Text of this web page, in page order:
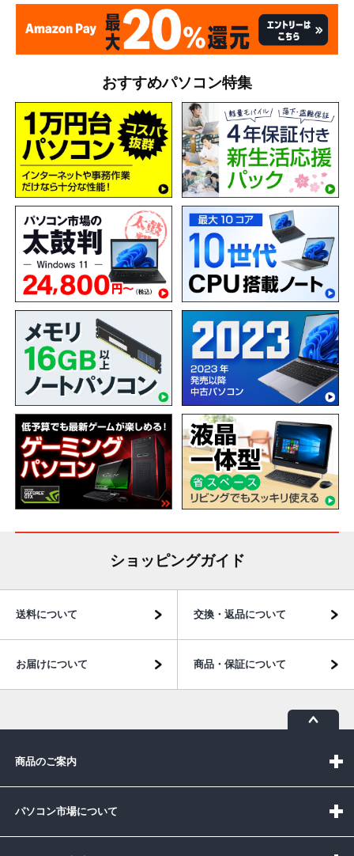
おすすめパソコン特集
ショッピングガイド
送料について 交換・返品について
お届けについて 商品・保証について
商品のご案内
パソコン市場について